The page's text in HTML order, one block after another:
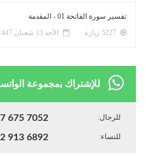
تفسير سورة الفاتحة 01 - المقدمة
الأحد 13 شعبان 1447ﻫ 1-2-2026م
للإشتراك بمجموعة
للرجال: 675 7052
للنساء: 913 6892